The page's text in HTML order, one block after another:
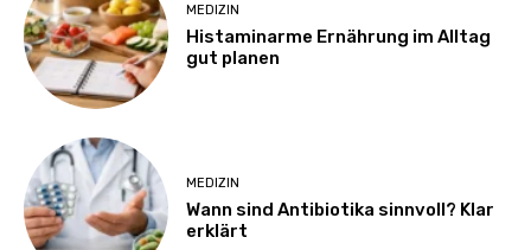
MEDIZIN
Histaminarme Ernährung im Alltag
gut planen
MEDIZIN
Wann sind Antibiotika sinnvoll? Klar
erklärt